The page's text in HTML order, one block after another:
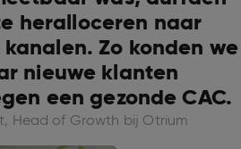
heralloceren naar
Zo konden we
nieuwe klanten
een gezonde CAC.
Head of Growth bij Otrium